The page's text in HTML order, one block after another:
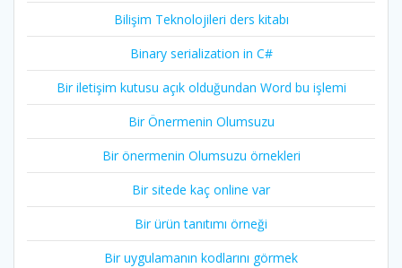
Bilişim Teknolojileri ders kitabı
Binary serialization in C#
Bir iletişim kutusu açık olduğundan Word bu işlemi
Bir Önermenin Olumsuzu
Bir önermenin Olumsuzu örnekleri
Bir sitede kaç online var
Bir ürün tanıtımı örneği
Bir uygulamanın kodlarını görmek